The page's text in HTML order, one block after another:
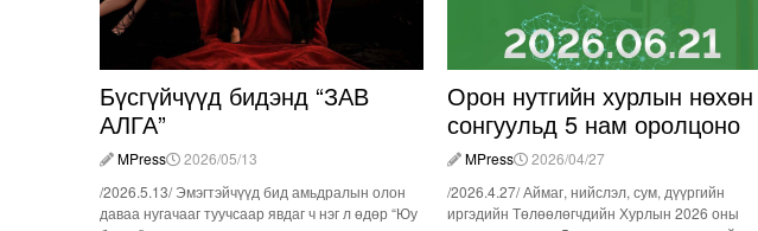
Бүсгүйчүүд бидэнд “ЗАВ
АЛГА”
MPress
2026/05/13
/2026.5.13/ Эмэгтэйчүүд бид амьдралын олон
даваа нугачааг туучсаар явдаг ч нэг л өдөр “Юу
Орон нутгийн хурлын нөхөн
сонгуульд 5 нам оролцоно
MPress
2026/04/27
/2026.4.27/ Аймаг, нийслэл, сум, дүүргийн
иргэдийн Төлөөлөгчдийн Хурлын 2026 оны